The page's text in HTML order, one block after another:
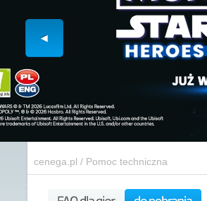
cenega.pl / Pomoc techniczna